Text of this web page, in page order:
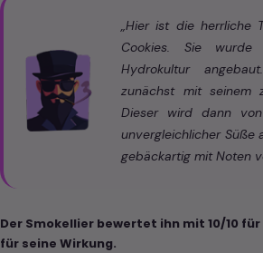
„Hier ist die herrliche
Cookies. Sie
Hydrokultur
zunächst mit seinem
Dieser wird dann
unvergleichlicher Süße
gebäckartig mit Noten
Der Smokellier bewertet ihn mit 10/10
für seine Wirkung.